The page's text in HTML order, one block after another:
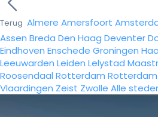
Terug Almere Amersfoort
Assen Breda Den Haag Deventer
Eindhoven Enschede Groningen
Leeuwarden Leiden Lelystad
Roosendaal Rotterdam Rotterdam
Vlaardingen Zeist Zwolle Alle